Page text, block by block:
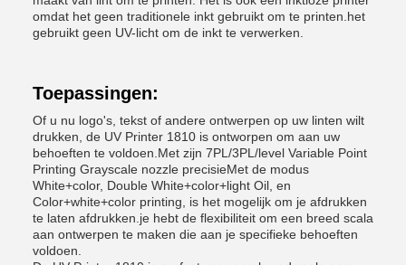
omdat het geen traditionele inkt gebruikt om te printen.het
gebruikt geen UV-licht om de inkt te verwerken.
Toepassingen:
Of u nu logo's, tekst of andere ontwerpen op uw linten wilt
drukken, de UV Printer 1810 is ontworpen om aan uw
behoeften te voldoen.Met zijn 7PL/3PL/level Variable Point
Printing Grayscale nozzle precisieMet de modus
White+color, Double White+color+light Oil, en
Color+white+color printing, is het mogelijk om je afdrukken
te laten afdrukken.je hebt de flexibiliteit om een breed scala
aan ontwerpen te maken die aan je specifieke behoeften
voldoen.